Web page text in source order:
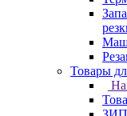
Товары